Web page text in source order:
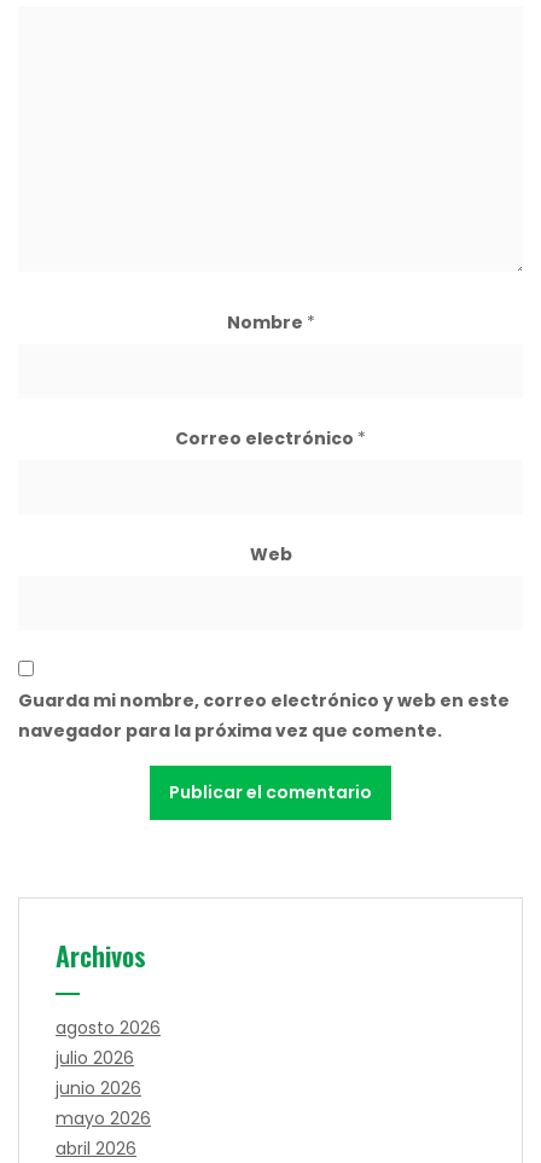
Nombre *
Correo electrónico *
Web
Guarda mi nombre, correo electrónico y web en este
navegador para la próxima vez que comente.
Archivos
agosto 2026
julio 2026
junio 2026
mayo 2026
abril 2026